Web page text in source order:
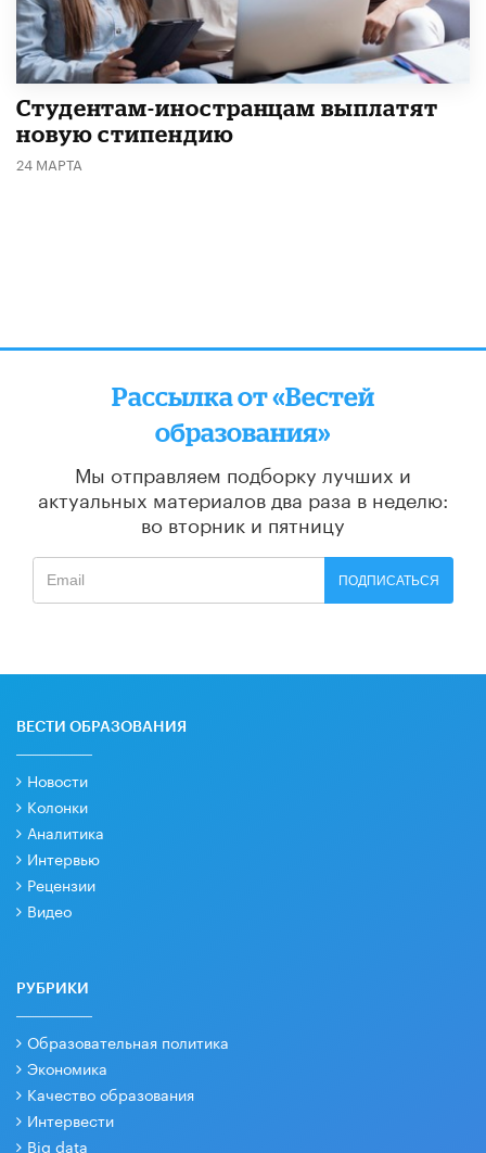
Студентам-иностранцам выплатят
новую стипендию
24 МАРТА
Рассылка от «Вестей
образования»
Мы отправляем подборку лучших и
актуальных материалов два раза в неделю:
во вторник и пятницу
ПОДПИСАТЬСЯ
ВЕСТИ ОБРАЗОВАНИЯ
Новости
Колонки
Аналитика
Интервью
Рецензии
Видео
РУБРИКИ
Образовательная политика
Экономика
Качество образования
Интервести
Big data